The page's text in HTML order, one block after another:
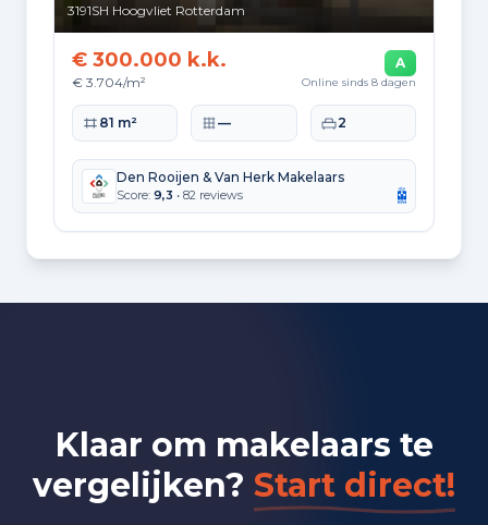
3191SH Hoogvliet Rotterdam
€ 300.000 k.k.
€ 3.704/m²
A
Online sinds 8 dagen
Woonoppervlakte
81 m² Perceeloppervlakte
— Slaapkamers
2
Den Rooijen & Van Herk Makelaars
Score: 9,3 • 82 reviews
Klaar om makelaars te
vergelijken? Start direct!